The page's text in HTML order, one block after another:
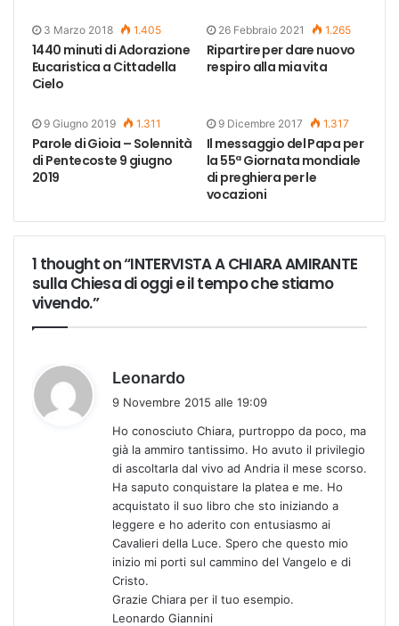
3 Marzo 2018 1.405
1440 minuti di Adorazione
Eucaristica a Cittadella
Cielo
26 Febbraio 2021 1.265
Ripartire per dare nuovo
respiro alla mia vita
9 Giugno 2019 1.311
Parole di Gioia – Solennità
di Pentecoste 9 giugno
2019
9 Dicembre 2017 1.317
Il messaggio del Papa per
la 55ª Giornata mondiale
di preghiera per le
vocazioni
1 thought on “INTERVISTA A CHIARA AMIRANTE
sulla Chiesa di oggi e il tempo che stiamo
vivendo.”
Leonardo
e
t
t
9 Novembre 2015 alle 19:09
Ho conosciuto Chiara, purtroppo da poco, ma
già la ammiro tantissimo. Ho avuto il privilegio
di ascoltarla dal vivo ad Andria il mese scorso.
Ha saputo conquistare la platea e me. Ho
acquistato il suo libro che sto iniziando a
leggere e ho aderito con entusiasmo ai
Cavalieri della Luce. Spero che questo mio
inizio mi porti sul cammino del Vangelo e di
Cristo.
Grazie Chiara per il tuo esempio.
Leonardo Giannini